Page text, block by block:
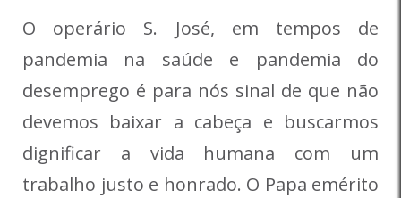
O operário S. José, em tempos de
pandemia na saúde e pandemia do
desemprego é para nós sinal de que não
devemos baixar a cabeça e buscarmos
dignificar a vida humana com um
trabalho justo e honrado. O Papa emérito